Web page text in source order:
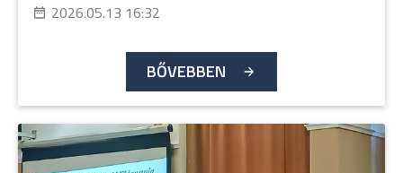
2026.05.13 16:32
BŐVEBBEN